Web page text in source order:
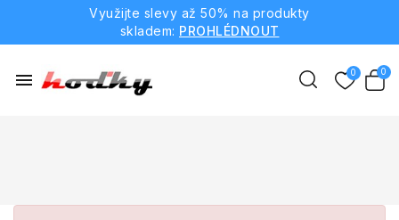
Využijte slevy až 50% na produkty
skladem: PROHLÉDNOUT
menu